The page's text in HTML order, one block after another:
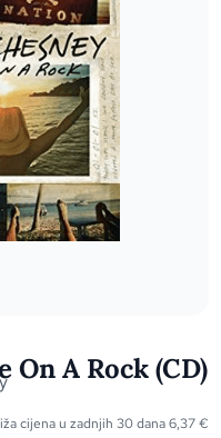
On A Rock (CD)
cijena u zadnjih 30 dana6,37€